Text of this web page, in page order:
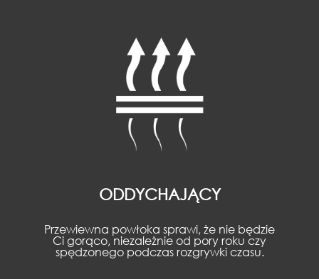
ODDYCHAJĄCY
Przewiewna powłoka sprawi, że nie będzie
Ci gorąco, niezależnie od pory roku czy
spędzonego podczas rozgrywki czasu.
ODPORNOŚĆ NA ZADRAPANIA
Dzięki specjalnej technice tkania,
powierzchnia fotela jest nie tylko delikatna
w dotyku, ale także jest odporna na